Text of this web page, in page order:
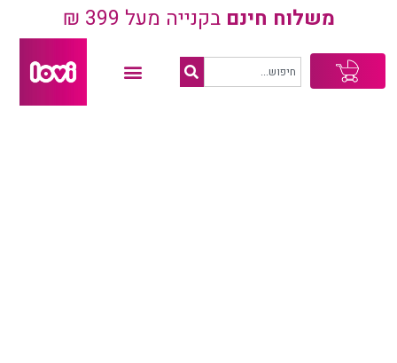
משלוח חינםבקנייה מעל 399 ₪